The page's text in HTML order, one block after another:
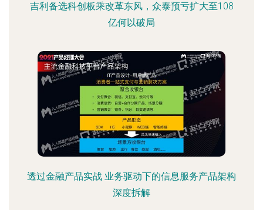
吉利备选科创板乘改革东风，众泰预亏扩大至108
亿何以破局
透过金融产品实战 业务驱动下的信息服务产品架构
深度拆解